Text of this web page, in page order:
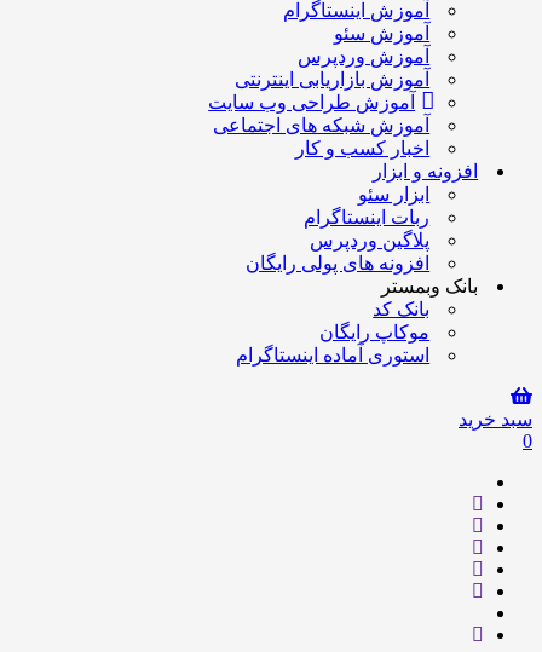
آموزش اینستاگرام
آموزش سئو
آموزش وردپرس
آموزش بازاریابی اینترنتی
آموزش طراحی وب سایت
آموزش شبکه های اجتماعی
اخبار کسب و کار
افزونه و ابزار
ابزار سئو
ربات اینستاگرام
پلاگین وردپرس
افزونه های پولی رایگان
بانک وبمستر
بانک کد
موکاپ رایگان
استوری آماده اینستاگرام
سبد خرید
0